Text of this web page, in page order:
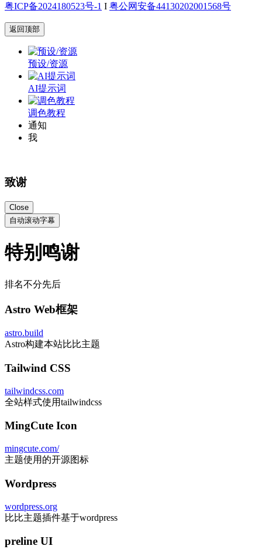
粤ICP备2024180523号-1 I 粤公网安备44130202001568号
返回顶部
预设/资源
AI提示词
调色教程
通知
我
致谢
Close
自动滚动字幕
特别鸣谢
排名不分先后
Astro Web框架
astro.build
Astro构建本站比比主题
Tailwind CSS
tailwindcss.com
全站样式使用tailwindcss
MingCute Icon
mingcute.com/
主题使用的开源图标
Wordpress
wordpress.org
比比主题插件基于wordpress
preline UI